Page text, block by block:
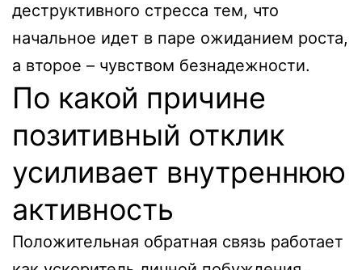
деструктивного стресса тем, что
начальное идет в паре ожиданием роста,
а второе – чувством безнадежности.
По какой причине
позитивный отклик
усиливает внутреннюю
активность
Положительная обратная связь работает